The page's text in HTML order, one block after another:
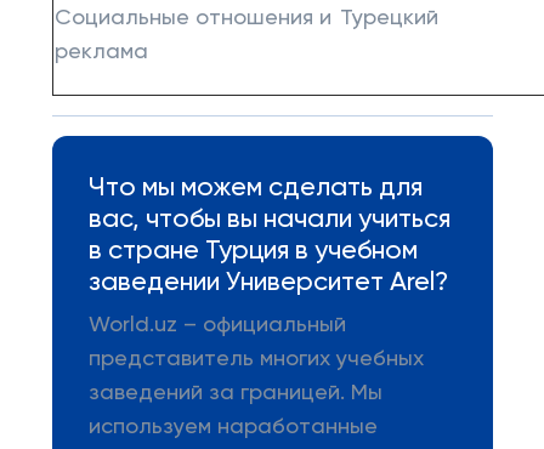
Социальные отношения и
реклама
Турецкий
Что мы можем сделать для
вас, чтобы вы начали учиться
в стране Турция в учебном
заведении Университет Arel?
World.uz – официальный
представитель многих учебных
заведений за границей. Мы
используем наработанные